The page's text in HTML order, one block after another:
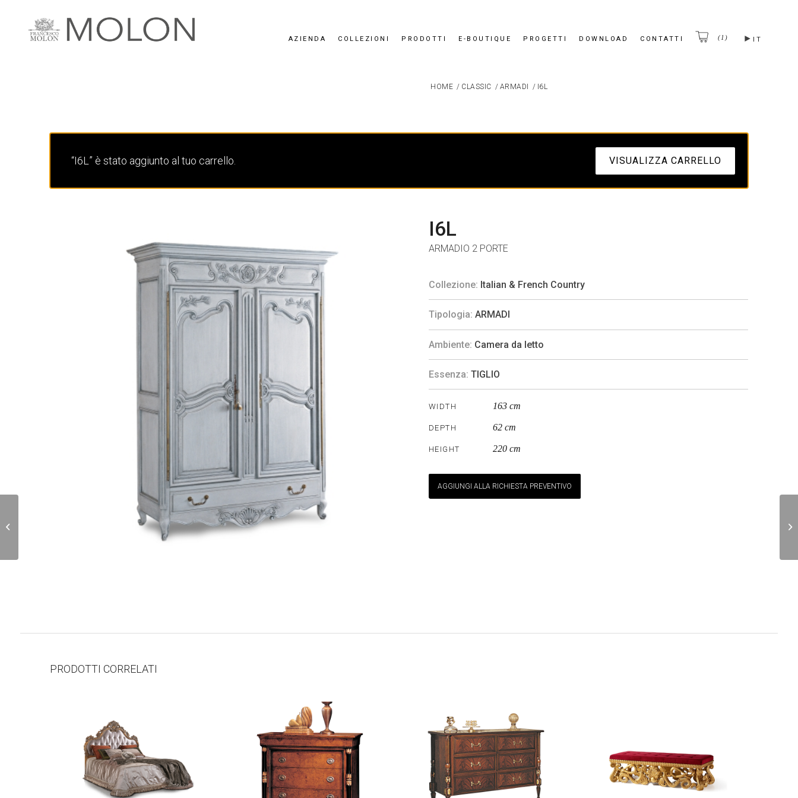
IT
AZIENDA COLLEZIONI PRODOTTI E-BOUTIQUE PROGETTI DOWNLOAD CONTATTI (1)
HOME / CLASSIC / ARMADI / I6L
“I6L” è stato aggiunto al tuo carrello. VISUALIZZA CARRELLO
I6L
ARMADIO 2 PORTE
Collezione: Italian & French Country
Tipologia: ARMADI
Ambiente: Camera da letto
Essenza: TIGLIO
WIDTH 163 cm
DEPTH 62 cm
HEIGHT 220 cm
AGGIUNGI ALLA RICHIESTA PREVENTIVO
PRODOTTI CORRELATI